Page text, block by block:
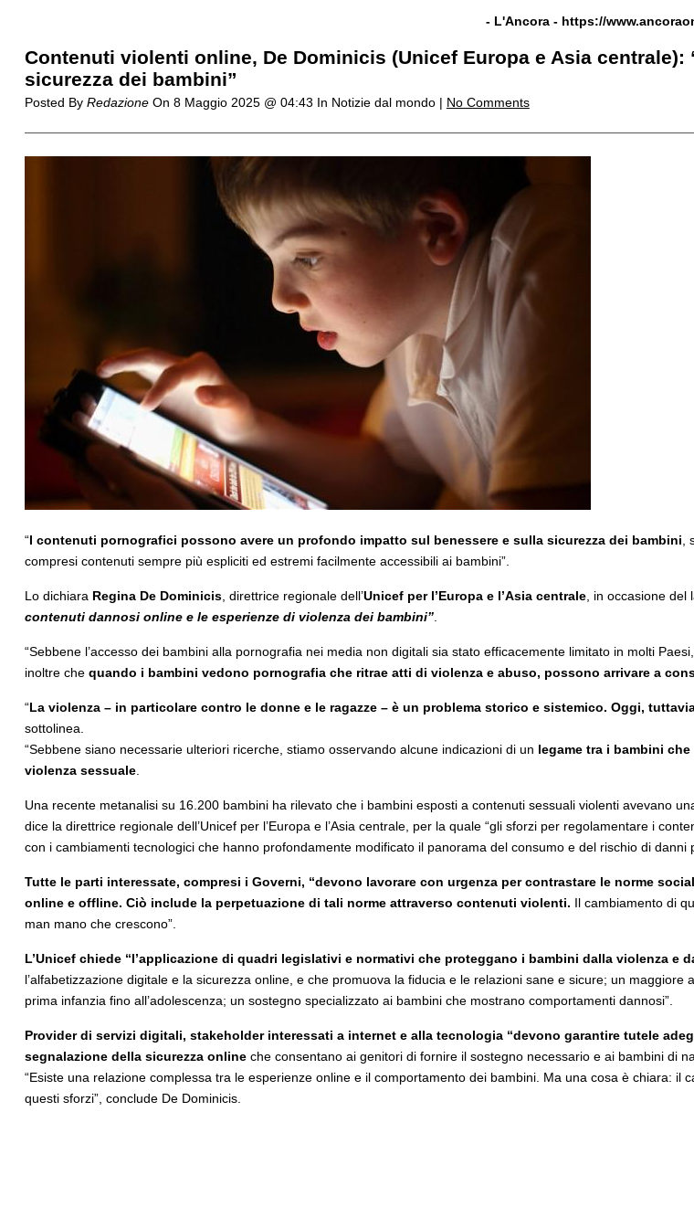
- L'Ancora - https://
Contenuti violenti online, De Dominicis (Unicef Europa e Asia
sicurezza dei bambini”
Posted By RedazioneOn 8 Maggio 2025 @ 04:43 In Notizie dal mondo | No Comments
“I contenuti pornografici possono avere un profondo impatto sul benessere e sulla sicurezza dei bambini
compresi contenuti sempre più espliciti ed estremi facilmente accessibili ai bambini”.
Lo dichiara Regina De Dominicis, direttrice regionale dell’Unicef per l’Europa e l’Asia centrale, in occasione del
contenuti dannosi online e le esperienze di violenza dei bambini”.
“Sebbene l’accesso dei bambini alla pornografia nei media non digitali sia stato efficacemente limitato in molti
inoltre chequando i bambini vedono pornografia che ritrae atti di violenza e abuso, possono arrivare a
“La violenza – in particolare contro le donne e le ragazze – è un problema storico e sistemico. Oggi,
sottolinea.
“Sebbene siano necessarie ulteriori ricerche, stiamo osservando alcune indicazioni di un legame tra i bambini
violenza sessuale.
Una recente metanalisi su 16.200 bambini ha rilevato che i bambini esposti a contenuti sessuali violenti avevano
dice la direttrice regionale dell’Unicef per l’Europa e l’Asia centrale, per la quale “gli sforzi per regolamentare i
con i cambiamenti tecnologici che hanno profondamente modificato il panorama del consumo e del rischio di danni
Tutte le parti interessate, compresi i Governi, “devono lavorare con urgenza per contrastare le norme
online e offline. Ciò include la perpetuazione di tali norme attraverso contenuti violenti. Il cambiamento di
man mano che crescono”.
L’Unicef chiede “l’applicazione di quadri legislativi e normativi che proteggano i bambini dalla violenza
l’alfabetizzazione digitale e la sicurezza online, e che promuova la fiducia e le relazioni sane e sicure; un
prima infanzia fino all’adolescenza; un sostegno specializzato ai bambini che mostrano comportamenti dannosi”.
Provider di servizi digitali, stakeholder interessati a internet e alla tecnologia “devono garantire tutele
segnalazione della sicurezza onlineche consentano ai genitori di fornire il sostegno necessario e ai bambini di
“Esiste una relazione complessa tra le esperienze online e il comportamento dei bambini. Ma una cosa è chiara:
questi sforzi”, conclude De Dominicis.